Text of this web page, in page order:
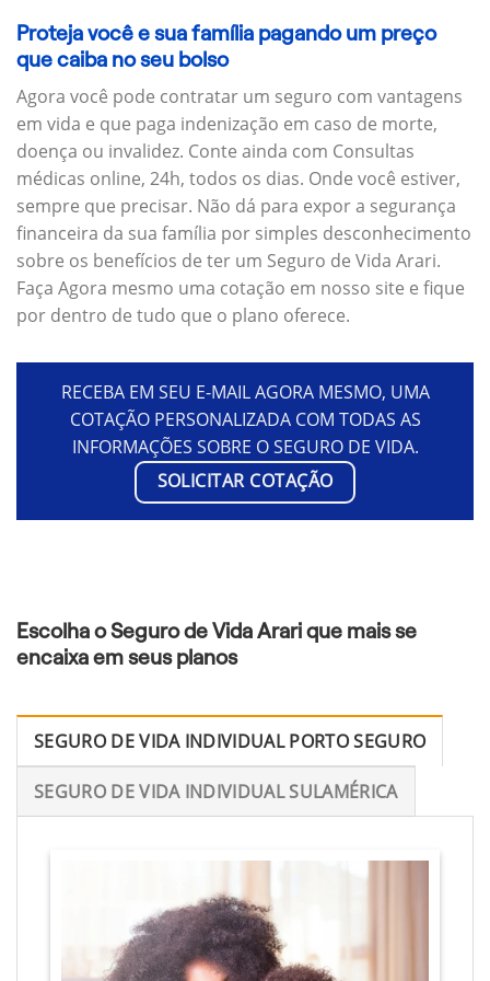
Proteja você e sua família pagando um preço
que caiba no seu bolso
Agora você pode contratar um seguro com vantagens
em vida e que paga indenização em caso de morte,
doença ou invalidez. Conte ainda com Consultas
médicas online, 24h, todos os dias. Onde você estiver,
sempre que precisar. Não dá para expor a segurança
financeira da sua família por simples desconhecimento
sobre os benefícios de ter um Seguro de Vida Arari.
Faça Agora mesmo uma cotação em nosso site e fique
por dentro de tudo que o plano oferece.
RECEBA EM SEU E-MAIL AGORA MESMO, UMA
COTAÇÃO PERSONALIZADA COM TODAS AS
INFORMAÇÕES SOBRE O SEGURO DE VIDA.
SOLICITAR COTAÇÃO
Escolha o Seguro de Vida Arari que mais se
encaixa em seus planos
SEGURO DE VIDA INDIVIDUAL PORTO SEGURO
SEGURO DE VIDA INDIVIDUAL SULAMÉRICA